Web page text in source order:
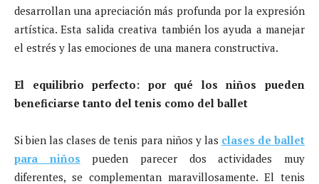
desarrollan una apreciación más profunda por la expresión
artística. Esta salida creativa también los ayuda a manejar
el estrés y las emociones de una manera constructiva.
El equilibrio perfecto: por qué los niños pueden
beneficiarse tanto del tenis como del ballet
Si bien las clases de tenis para niños y las clases de ballet
para niños pueden parecer dos actividades muy
diferentes, se complementan maravillosamente. El tenis